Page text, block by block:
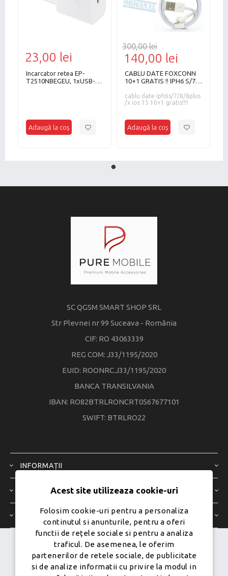
23,00 lei
Incarcator retea EP-
T2510NBEGEU, 1xUSB-C
300,00 lei
140,00 lei
CABLU DATE FOXCONN
10+1 GRATIS !! IPH6 S/7
cablu date iph6s/7/8/8plus
/x ios 15 10+1 gratis!!!!
SC QGSM SMART SHOP SRL
Str Plevnei nr 99 Suceava - România
CIF: RO 43063339
REG COM: J33/1195/2020
EUID: ROONRC.J33/1195/2020
BANCA TRANSILVANIA
IBAN: RO82BTRLRONCRT0567677101
SWIFT: BTRLRO22
INFORMAȚII
SERVICIU CLIENȚI
CONTUL MEU
Dezvoltat de
Ecom Digital -
Powered bynopCommerce
Acest site utilizeaza cookie-uri
Folosim cookie-uri pentru a personaliza
continutul si anunturile, pentru a oferi
functii de rețele sociale si pentru a analiza
traficul. De asemenea, le oferim
partenerilor de retele sociale, de publicitate
si de analize informatii cu privire la modul in